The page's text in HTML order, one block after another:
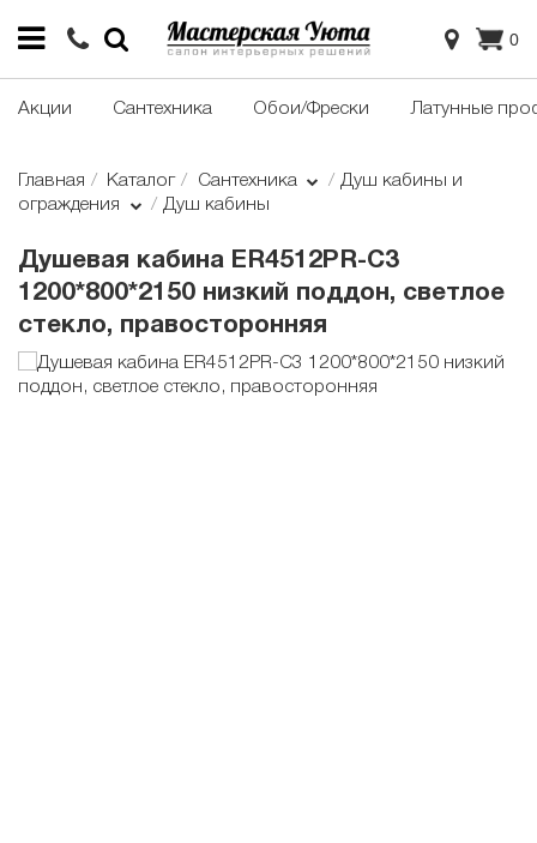
0
Акции Сантехника Обои/Фрески Латунные
Главная Каталог Сантехника
Душ кабины и
ограждения
Душ кабины
Душевая кабина ER4512PR-C3
1200*800*2150 низкий поддон, светлое
стекло, правосторонняя